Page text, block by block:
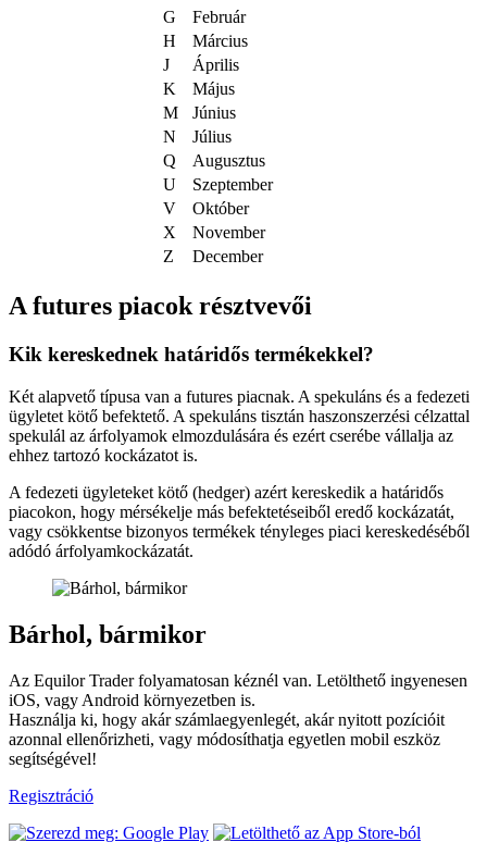
G
Február
H
Március
J
Április
K
Május
M
Június
N
Július
Q
Augusztus
U
Szeptember
V
Október
X
November
Z
December
A futures piacok résztvevői
Kik kereskednek határidős termékekkel?
Két alapvető típusa van a futures piacnak. A spekuláns és a fedezeti
ügyletet kötő befektető. A spekuláns tisztán haszonszerzési célzattal
spekulál az árfolyamok elmozdulására és ezért cserébe vállalja az
ehhez tartozó kockázatot is.
A fedezeti ügyleteket kötő (hedger) azért kereskedik a határidős
piacokon, hogy mérsékelje más befektetéseiből eredő kockázatát,
vagy csökkentse bizonyos termékek tényleges piaci kereskedéséből
adódó árfolyamkockázatát.
Bárhol, bármikor
Az Equilor Trader folyamatosan kéznél van. Letölthető ingyenesen
iOS, vagy Android környezetben is.
Használja ki, hogy akár számlaegyenlegét, akár nyitott pozícióit
azonnal ellenőrizheti, vagy módosíthatja egyetlen mobil eszköz
segítségével!
Regisztráció